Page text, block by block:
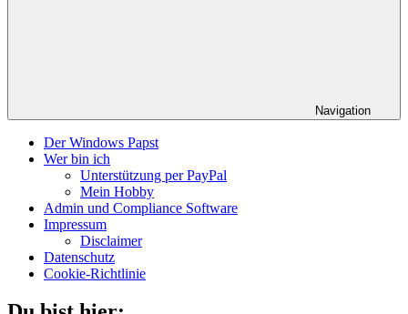
Navigation
Der Windows Papst
Wer bin ich
Unterstützung per PayPal
Mein Hobby
Admin und Compliance Software
Impressum
Disclaimer
Datenschutz
Cookie-Richtlinie